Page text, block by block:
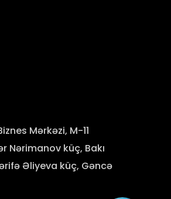
Mərkəzi, M-11
Nərimanov küç, Bakı
Əliyeva küç, Gəncə